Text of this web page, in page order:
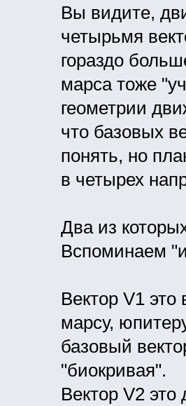
Вы видите,
четырьмя
гораздо
марса тоже
геометрии
что базовых
понять, но
в четырех
Два из
Вспоминаем
Вектор V1 это
марсу,
базовый
"биокривая".
Вектор V2